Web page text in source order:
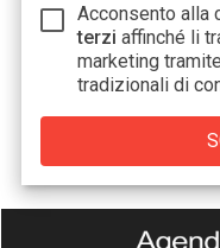
Acconsento alla
terzi affinché li
marketing
tradizionali di